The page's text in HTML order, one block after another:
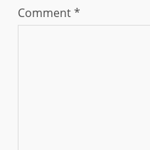
Comment*